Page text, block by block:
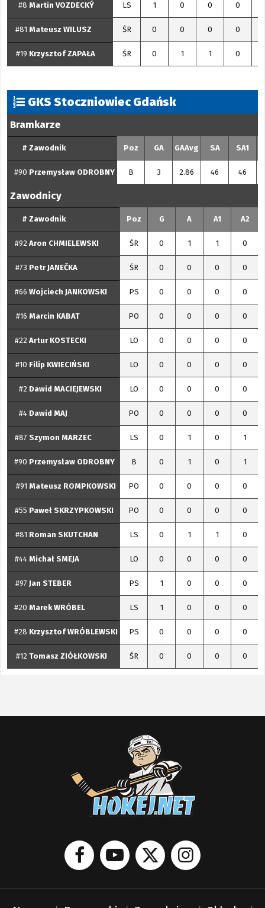
#8 Martin VOZDECKÝ LS 1 0 0 0
#81 Mateusz WILUSZ ŚR 0 0 0 0
#19 Krzysztof ZAPAŁA ŚR 0 1 1 0
GKS Stoczniowiec Gdańsk
Bramkarze
# Zawodnik Poz GA GAAvg SA SA1
#90 Przemysław ODROBNY B 3 2.86 46 46
Zawodnicy
# Zawodnik Poz G A A1 A2
#92 Aron CHMIELEWSKI ŚR 0 1 1 0
#73 PetrJANEČKA ŚR 0 0 0 0
#66 WojciechJANKOWSKI PS 0 0 0 0
#16 Marcin KABAT PO 0 0 0 0
#22 Artur KOSTECKI LO 0 0 0 0
#10 Filip KWIECIŃSKI LO 0 0 0 0
#2 Dawid MACIEJEWSKI LO 0 0 0 0
#4 Dawid MAJ PO 0 0 0 0
#87 Szymon MARZEC LS 0 1 0 1
#90 Przemysław ODROBNY B 0 1 0 1
#91 Mateusz ROMPKOWSKI PO 0 0 0 0
#55 Paweł SKRZYPKOWSKI PO 0 0 0 0
#81 Roman SKUTCHAN LS 0 1 1 0
#44 Michał SMEJA LO 0 0 0 0
#97 Jan STEBER PS 1 0 0 0
#20 MarekWRÓBEL LS 1 0 0 0
#28 Krzysztof WRÓBLEWSKI PS 0 0 0 0
#12 Tomasz ZIÓŁKOWSKI ŚR 0 0 0 0